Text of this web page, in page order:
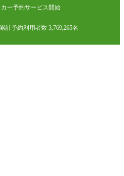
カー予約サービス開始
累計予約利用者数 3,769,265名